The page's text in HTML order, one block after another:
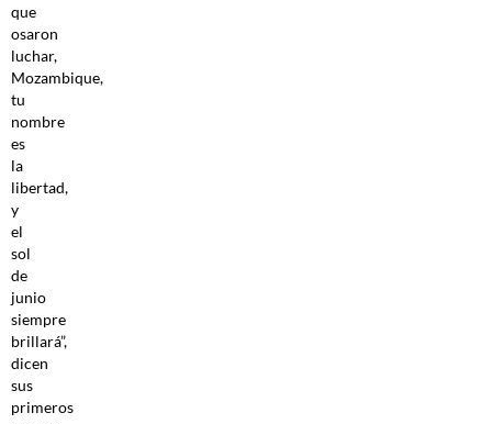
que
osaron
luchar,
Mozambique,
tu
nombre
es
la
libertad,
y
el
sol
de
junio
siempre
brillará”,
dicen
sus
primeros